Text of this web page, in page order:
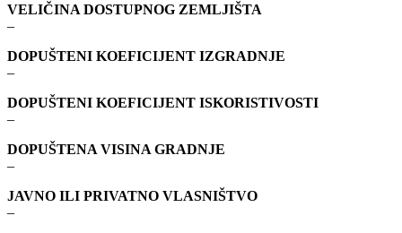
VELIČINA DOSTUPNOG ZEMLJIŠTA
–
DOPUŠTENI KOEFICIJENT IZGRADNJE
–
DOPUŠTENI KOEFICIJENT ISKORISTIVOSTI
–
DOPUŠTENA VISINA GRADNJE
–
JAVNO ILI PRIVATNO VLASNIŠTVO
–